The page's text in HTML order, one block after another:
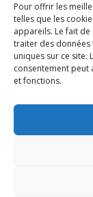
Pour offrir les
telles que les
appareils. Le fait
traiter des données
uniques sur ce site.
consentement peut
et fonctions.
Bon de